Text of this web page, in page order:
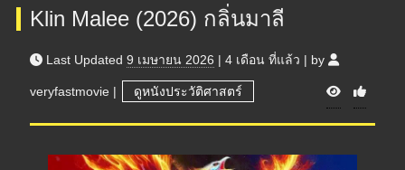
Klin Malee (2026) กลิ่นมาลี
Last Updated 9 เมษายน 2026 | 4 เดือน ที่แล้ว | by
veryfastmovie | ดูหนังประวัติศาสตร์ V
i
e